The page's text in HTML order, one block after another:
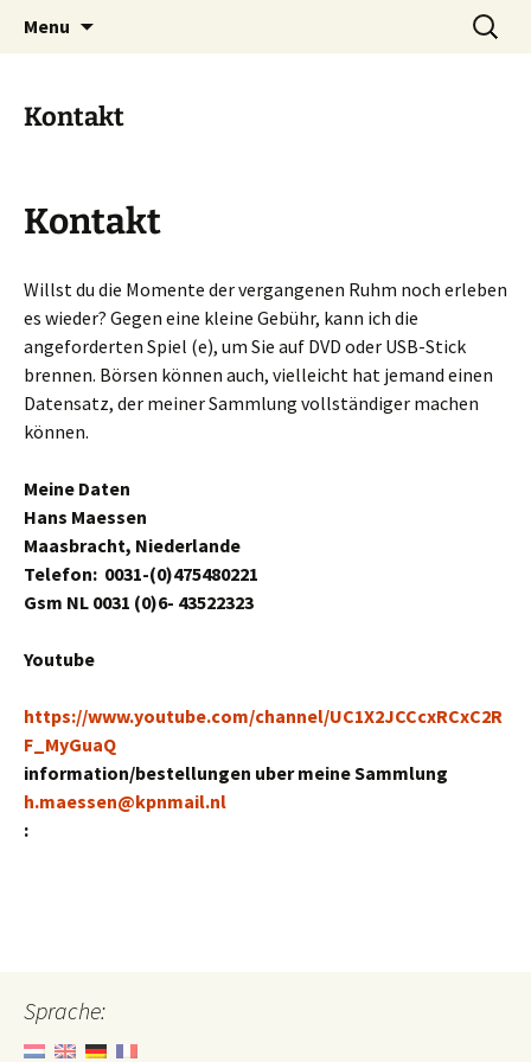
Cycling on DVD
Site voor echte wielerliefhebbers
Menu
Suche
nach:
Kontakt
Kontakt
Willst du die Momente der vergangenen Ruhm noch erleben
es wieder? Gegen eine kleine Gebühr, kann ich die
angeforderten Spiel (e), um Sie auf DVD oder USB-Stick
brennen. Börsen können auch, vielleicht hat jemand einen
Datensatz, der meiner Sammlung vollständiger machen
können.
Meine Daten
Hans Maessen
Maasbracht, Niederlande
Telefon: 0031-(0)475480221
Gsm NL 0031 (0)6- 43522323
Youtube
https://www.youtube.com/channel/UC1X2JCCcxRCxC2R
F_MyGuaQ
information/bestellungen uber meine Sammlung
h.maessen@kpnmail.nl
:
Sprache: